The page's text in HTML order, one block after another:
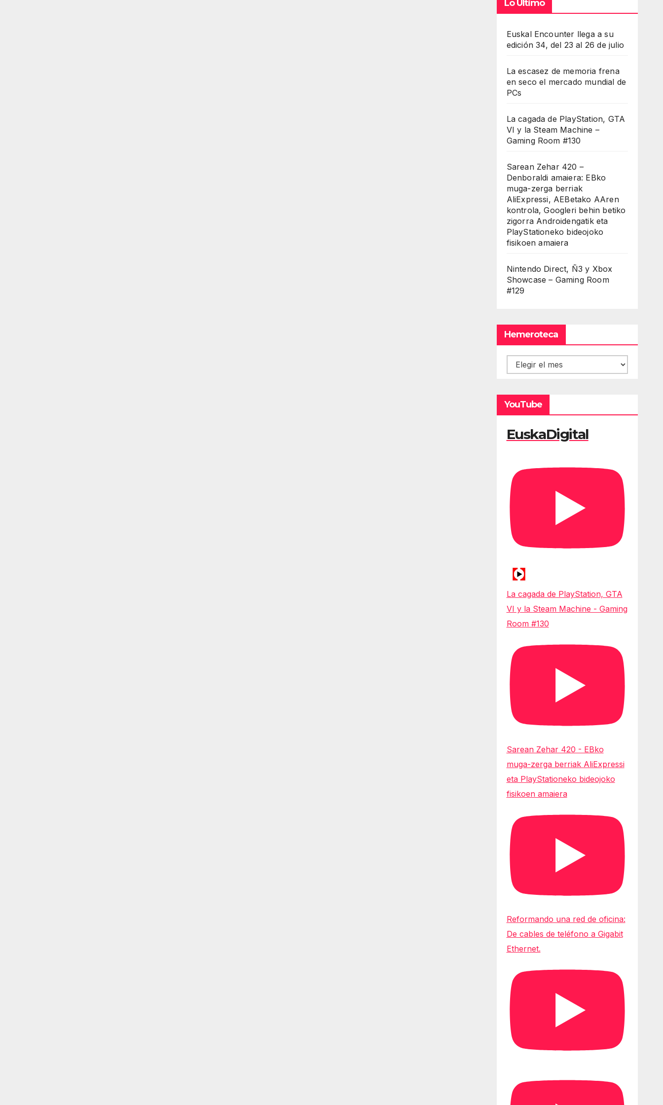
Lo Último
Euskal Encounter llega a su
edición 34, del 23 al 26 de julio
La escasez de memoria frena
en seco el mercado mundial de
PCs
La cagada de PlayStation, GTA
VI y la Steam Machine –
Gaming Room #130
Sarean Zehar 420 –
Denboraldi amaiera: EBko
muga-zerga berriak
AliExpressi, AEBetako AAren
kontrola, Googleri behin betiko
zigorra Androidengatik eta
PlayStationeko bideojoko
fisikoen amaiera
Nintendo Direct, Ñ3 y Xbox
Showcase – Gaming Room
#129
Hemeroteca
Hemeroteca
YouTube
EuskaDigital
La cagada de PlayStation, GTA
VI y la Steam Machine - Gaming
Room #130
Sarean Zehar 420 - EBko
muga-zerga berriak AliExpressi
eta PlayStationeko bideojoko
fisikoen amaiera
Reformando una red de oficina:
De cables de teléfono a Gigabit
Ethernet.